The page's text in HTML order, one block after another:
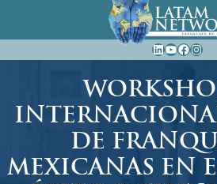
al
LinkedIn
YouTube
DE
MEXICANAS EN